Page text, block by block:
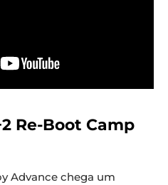
Re-Boot Camp
Advance chega um